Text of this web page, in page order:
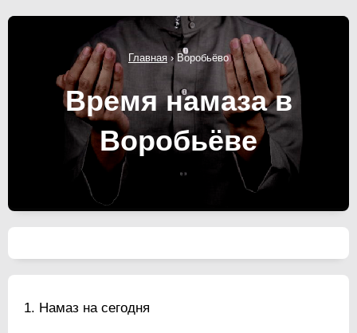
Главная› Воробьёво
Время намаза в
Воробьёве
Намаз на сегодня